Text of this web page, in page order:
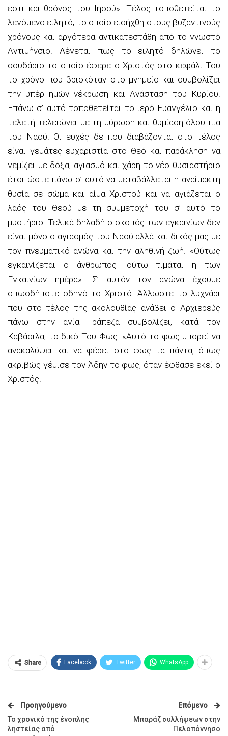
εστι και θρόνος του Ιησού». Τέλος τοποθετείται το
λεγόμενο ειλητό, το οποίο εισήχθη στους βυζαντινούς
χρόνους και αργότερα αντικατεστάθη από το γνωστό
Αντιμήνσιο. Λέγεται πως το ειλητό δηλώνει το
σουδάριο το οποίο έφερε ο Χριστός στο κεφάλι Του
το χρόνο που βρισκόταν στο μνημείο και συμβολίζει
την υπέρ ημών νέκρωση και Ανάσταση του Κυρίου.
Επάνω σ’ αυτό τοποθετείται το ιερό Ευαγγέλιο και η
τελετή τελειώνει με τη μύρωση και θυμίαση όλου πια
του Ναού. Οι ευχές δε που διαβάζονται στο τέλος
είναι γεμάτες ευχαριστία στο Θεό και παράκληση να
γεμίζει με δόξα, αγιασμό και χάρη το νέο θυσιαστήριο
έτσι ώστε πάνω σ’ αυτό να μεταβάλλεται η αναίμακτη
θυσία σε σώμα και αίμα Χριστού και να αγιάζεται ο
λαός του Θεού με τη συμμετοχή του σ’ αυτό το
μυστήριο. Τελικά δηλαδή ο σκοπός των εγκαινίων δεν
είναι μόνο ο αγιασμός του Ναού αλλά και δικός μας με
τον πνευματικό αγώνα και την αληθινή ζωή. «Ούτως
εγκαινίζεται ο άνθρωπος· ούτω τιμάται η των
Εγκαινίων ημέρα». Σ’ αυτόν τον αγώνα έχουμε
οπωσδήποτε οδηγό το Χριστό. Άλλωστε το λυχνάρι
που στο τέλος της ακολουθίας ανάβει ο Αρχιερεύς
πάνω στην αγία Τράπεζα συμβολίζει, κατά τον
Καβάσιλα, το δικό Του Φως. «Αυτό το φως μπορεί να
ανακαλύψει και να φέρει στο φως τα πάντα, όπως
ακριβώς γέμισε τον Άδην το φως, όταν έφθασε εκεί ο
Χριστός.
Share Facebook Twitter WhatsApp
Προηγούμενο
Το χρονικό της ένοπλης
ληστείας από
Επόμενο
Μπαράζ συλλήψεων στην
Πελοπόννησο